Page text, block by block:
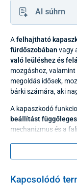
AI súhrn
Afelhajtható
fürdőszobában vagy
való leüléshez és
mozgáshoz,
megoldás idősek,
bárki számára, aki
A kapaszkodó
beállítást
mechanizmus és a
A kapaszkodó
fertőtlenítőszer (sav-
Kapcsolódó